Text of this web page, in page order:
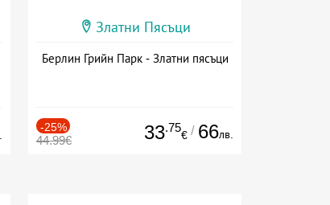
Златни Пясъци
Берлин Грийн Парк - Златни пясъци
-25%
44.99€ 33.75
€ / 66лв.